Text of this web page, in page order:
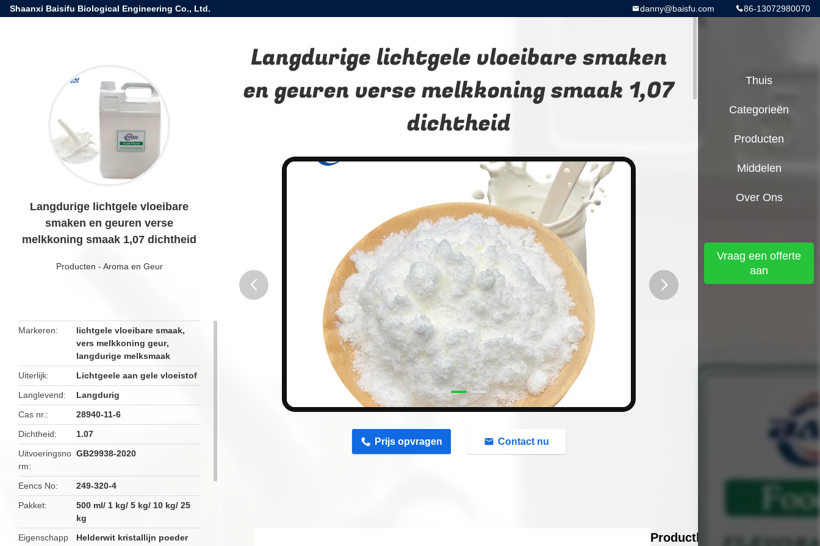
Shaanxi Baisifu Biological Engineering Co., Ltd. 86-13072980070
danny@baisfu.com
Langdurige lichtgele vloeibare
smaken en geuren verse
melkkoning smaak 1,07 dichtheid
Producten - Aroma en Geur
Markeren lichtgele vloeibare smaak,
vers melkkoning geur,
langdurige melksmaak
Uiterlijk
Lichtgeele aan gele vloeistof
Langlevend
Langdurig
Cas nr.
28940-11-6
Dichtheid
1.07
Uitvoeringsno
rm
GB29938-2020
Eencs No
249-320-4
Pakket
500 ml/ 1 kg/ 5 kg/ 10 kg/ 25
kg
Eigenschapp
Helderwit kristallijn poeder
Langdurige lichtgele vloeibare smaken
en geuren verse melkkoning smaak 1,07
dichtheid
Prijs opvragen Contact nu
Productbeschrijving:
Thuis
Categorieën
Producten
Middelen
Over Ons
Vraag een offerte
aan